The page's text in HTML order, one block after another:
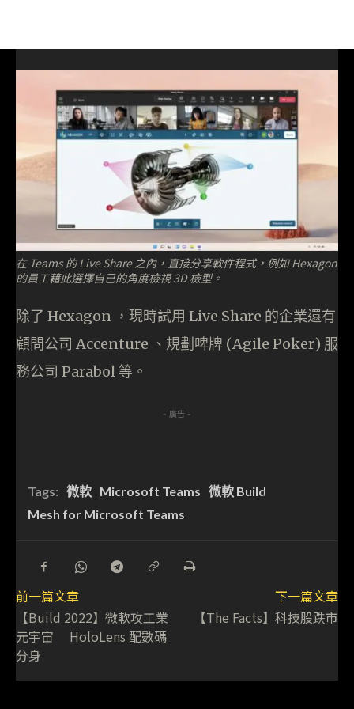
在 Teams 的 Live Share 之內，直接分享軟件程式，例如 Hexagon
的員工藉此選擇自己的角度檢視 3D 檢型。
除了 Hexagon ，現時試用 Live Share 的企業還有
顧問公司 Accenture 、規劃啤牌 (Agile Poker) 服
務公司 Parabol 等。
- 廣告 -
Tags: 微軟 Microsoft Teams 微軟 Build
Mesh for Microsoft Teams
前一篇文章
【Build 2022】微軟攻工業
元宇宙 HoloLens 配數碼
分身
下一篇文章
【The Facts】科技股跌市